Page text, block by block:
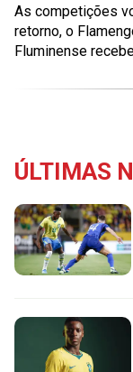
As competições
retorno, o
Fluminense
ÚLTIMAS